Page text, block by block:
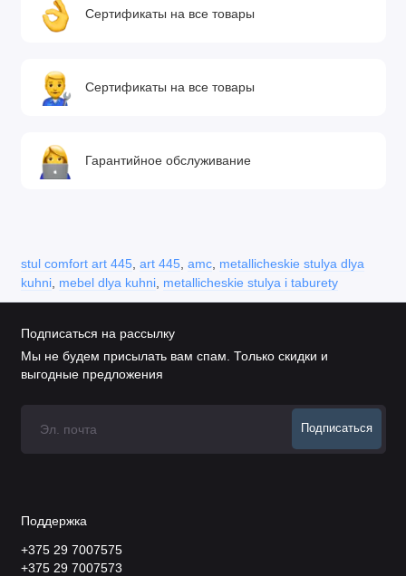
Сертификаты на все товары
Сертификаты на все товары
Гарантийное обслуживание
stul comfort art 445, art 445, amc, metallicheskie stulya dlya
kuhni, mebel dlya kuhni, metallicheskie stulya i taburety
Подписаться на рассылку
Мы не будем присылать вам спам. Только скидки и
выгодные предложения
Подписаться
Поддержка
+375 29 7007575
+375 29 7007573